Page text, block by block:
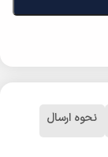
نحوه ارسال